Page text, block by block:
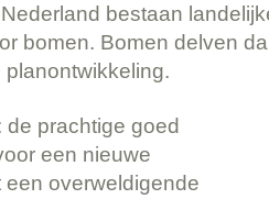
bestaan
bomen. Bomen delven
prachtige goed
een nieuwe
overweldigende